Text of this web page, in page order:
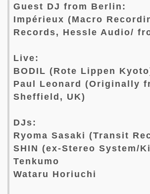
Guest DJ from Berlin:
Impérieux (Macro
Records, Hessle Audio/
Live:
BODIL (Rote Lippen
Paul Leonard (Originally
Sheffield, UK)
DJs:
Ryoma Sasaki (Transit
SHIN (ex-Stereo System/
Tenkumo
Wataru Horiuchi